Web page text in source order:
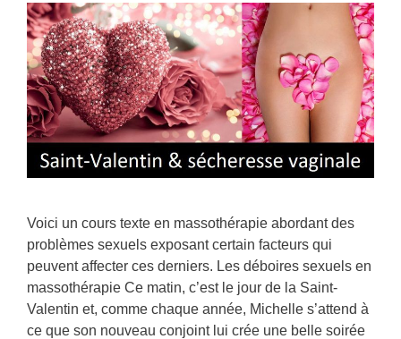
Voici un cours texte en massothérapie abordant des
problèmes sexuels exposant certain facteurs qui
peuvent affecter ces derniers. Les déboires sexuels en
massothérapie Ce matin, c’est le jour de la Saint-
Valentin et, comme chaque année, Michelle s’attend à
ce que son nouveau conjoint lui crée une belle soirée